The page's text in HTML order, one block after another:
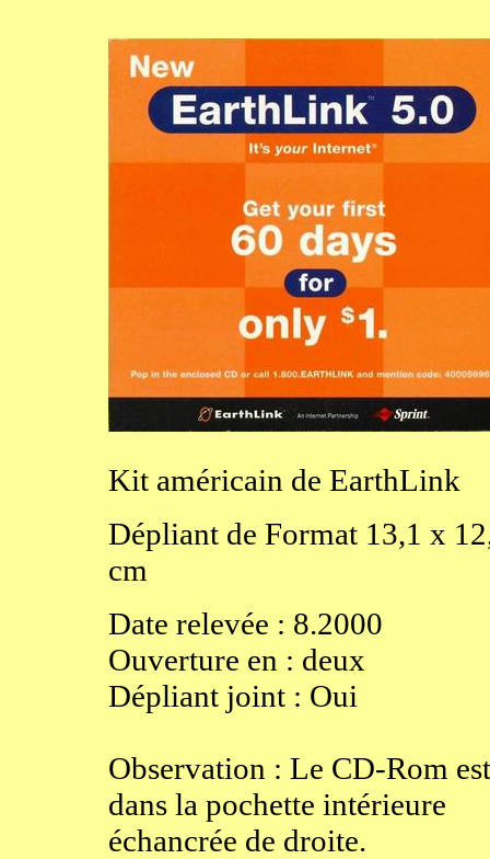
Kit américain de EarthLink
Dépliant de Format 13,1 x
cm
Date relevée : 8.2000
Ouverture en : deux
Dépliant joint : Oui
Observation : Le CD-Rom est
dans la pochette intérieure
échancrée de droite.